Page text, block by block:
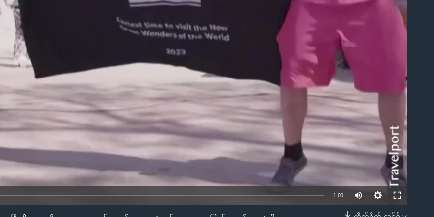
1:00